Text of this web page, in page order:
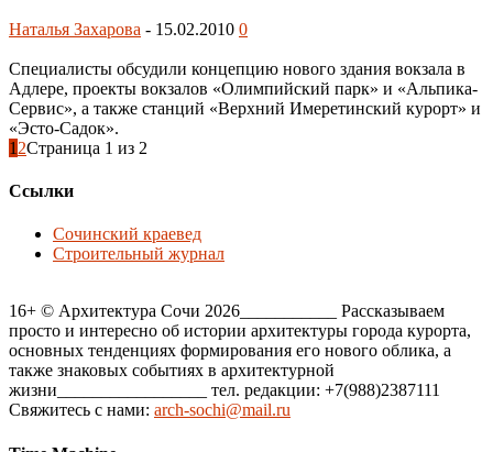
Наталья Захарова - 15.02.2010 0
Специалисты обсудили концепцию нового здания вокзала в
Адлере, проекты вокзалов «Олимпийский парк» и «Альпика-
Сервис», а также станций «Верхний Имеретинский курорт» и
«Эсто-Садок».
1 2Страница 1 из 2
Ссылки
Сочинский краевед
Строительный журнал
16+ © Архитектура Сочи 2026___________ Рассказываем
просто и интересно об истории архитектуры города курорта,
основных тенденциях формирования его нового облика, а
также знаковых событиях в архитектурной
жизни_________________ тел. редакции: +7(988)2387111
Свяжитесь с нами: arch-sochi@mail.ru